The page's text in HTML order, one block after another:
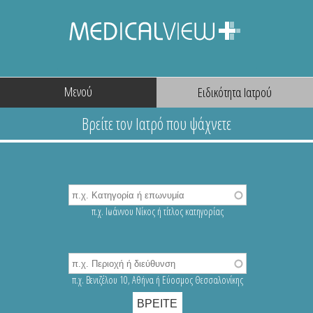
Μενού
π.χ. Ιωάννου Νίκος ή τίτλος κατηγορίας
π.χ. Βενιζέλου 10, Αθήνα ή Εύοσμος Θεσσαλονίκης